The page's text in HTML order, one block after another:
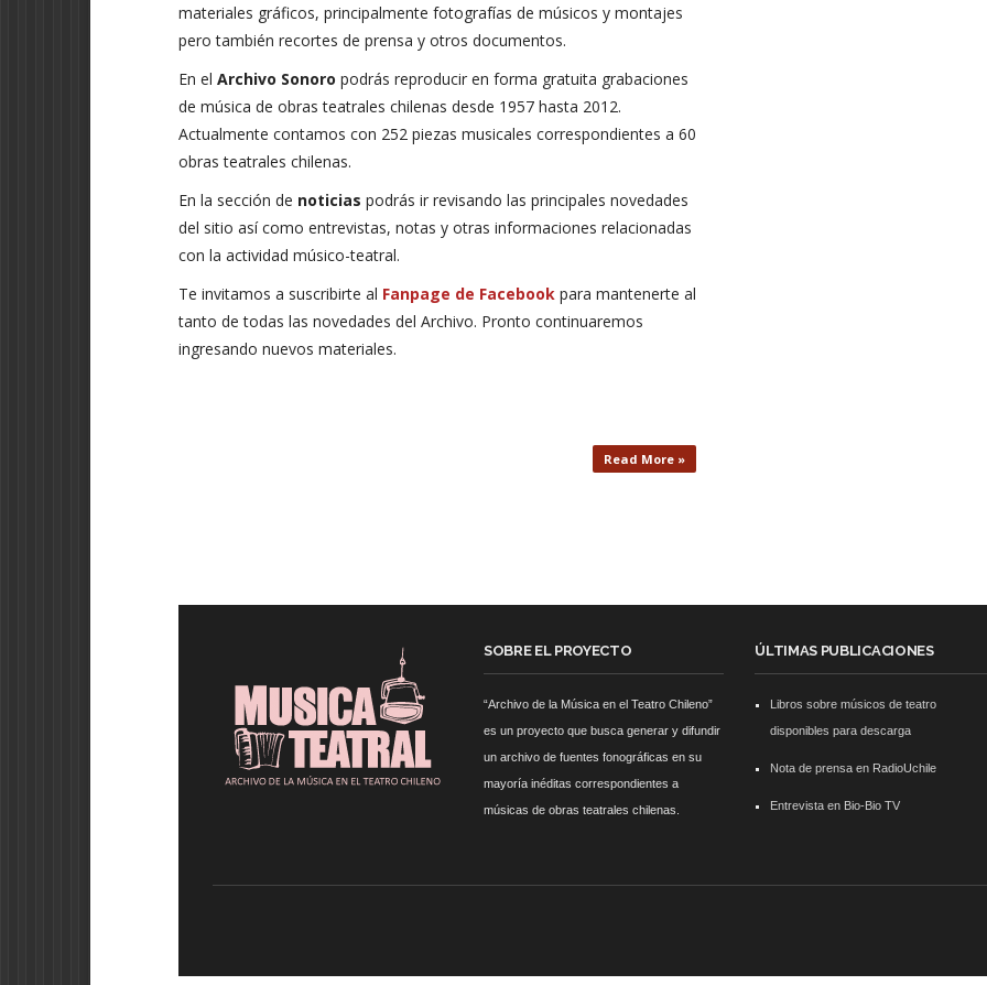
materiales gráficos, principalmente fotografías de músicos y montajes
pero también recortes de prensa y otros documentos.
En el Archivo Sonoro podrás reproducir en forma gratuita grabaciones
de música de obras teatrales chilenas desde 1957 hasta 2012.
Actualmente contamos con 252 piezas musicales correspondientes a 60
obras teatrales chilenas.
En la sección de noticias podrás ir revisando las principales novedades
del sitio así como entrevistas, notas y otras informaciones relacionadas
con la actividad músico-teatral.
Te invitamos a suscribirte al Fanpage de Facebook para mantenerte al
tanto de todas las novedades del Archivo. Pronto continuaremos
ingresando nuevos materiales.
Read More »
CCNP Collaboration 300-075 Exam Dump, Implementing Cisco IP Telephony & Video, Part 2(CIPTV2) Exam Dump .CCNA Collaboration 210-060
SOBRE EL PROYECTO
“Archivo de la Música en el Teatro Chileno”
es un proyecto que busca generar y difundir
un archivo de fuentes fonográficas en su
mayoría inéditas correspondientes a
músicas de obras teatrales chilenas.
ÚLTIMAS PUBLICACIONES
Libros sobre músicos de teatro
disponibles para descarga
Nota de prensa en RadioUchile
Entrevista en Bio-Bio TV